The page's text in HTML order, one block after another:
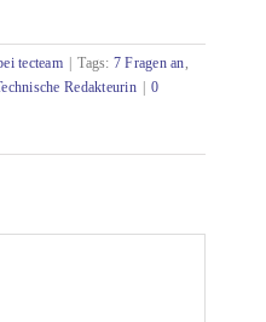
tecteam Tags: 7 Fragen an,
Redakteurin
0